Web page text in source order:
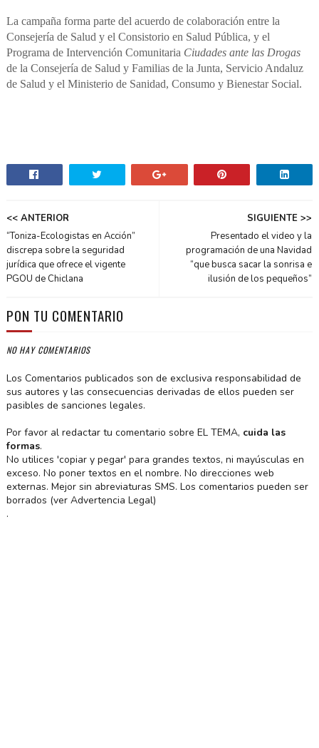
La campaña forma parte del acuerdo de colaboración entre la
Consejería de Salud y el Consistorio en Salud Pública, y el
Programa de Intervención Comunitaria Ciudades ante las Drogas
de la Consejería de Salud y Familias de la Junta, Servicio Andaluz
de Salud y el Ministerio de Sanidad, Consumo y Bienestar Social.
SIGUIENTE >>
Presentado el video y la
programación de una Navidad
“que busca sacar la sonrisa e
ilusión de los pequeños”
<< ANTERIOR
“Toniza-Ecologistas en Acción”
discrepa sobre la seguridad
jurídica que ofrece el vigente
PGOU de Chiclana
PON TU COMENTARIO
NO HAY COMENTARIOS
Los Comentarios publicados son de exclusiva responsabilidad de
sus autores y las consecuencias derivadas de ellos pueden ser
pasibles de sanciones legales.
Por favor al redactar tu comentario sobre EL TEMA, cuida las
formas.
No utilices 'copiar y pegar' para grandes textos, ni mayúsculas en
exceso. No poner textos en el nombre. No direcciones web
externas. Mejor sin abreviaturas SMS. Los comentarios pueden ser
borrados (ver Advertencia Legal)
.